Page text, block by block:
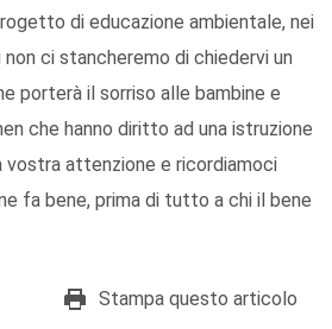
di educazione ambientale, nei
ci stancheremo di chiedervi un
porterà il sorriso alle bambine e
che hanno diritto ad una istruzione
vostra attenzione e ricordiamoci
fa bene, prima di tutto a chi il bene
Stampa questo articolo